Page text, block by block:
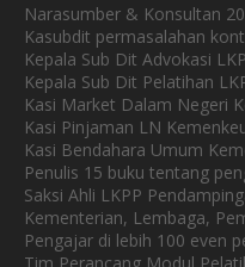
Narasumber & Konsultan
Kasubdit permasalahan
Kepala Sub Dit Advokasi
Kepala Sub Dit Pelatihan
Kasi Market Dalam Negeri
Kasi Pinjaman LN
Kasi Bendahara Umum
Penulis 15 buku tentang
Saksi Ahli LKPP
Kementerian, Lembaga,
Pengajar di lebih 100 even
Tim Perancang Modul